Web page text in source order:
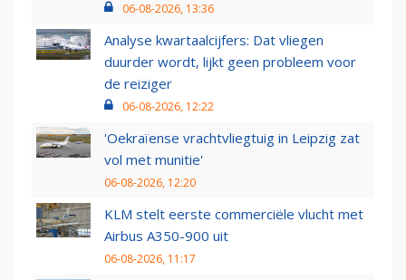
06-08-2026, 13:36
Analyse kwartaalcijfers: Dat vliegen
duurder wordt, lijkt geen probleem voor
de reiziger
06-08-2026, 12:22
'Oekraïense vrachtvliegtuig in Leipzig zat
vol met munitie'
06-08-2026, 12:20
KLM stelt eerste commerciële vlucht met
Airbus A350-900 uit
06-08-2026, 11:17